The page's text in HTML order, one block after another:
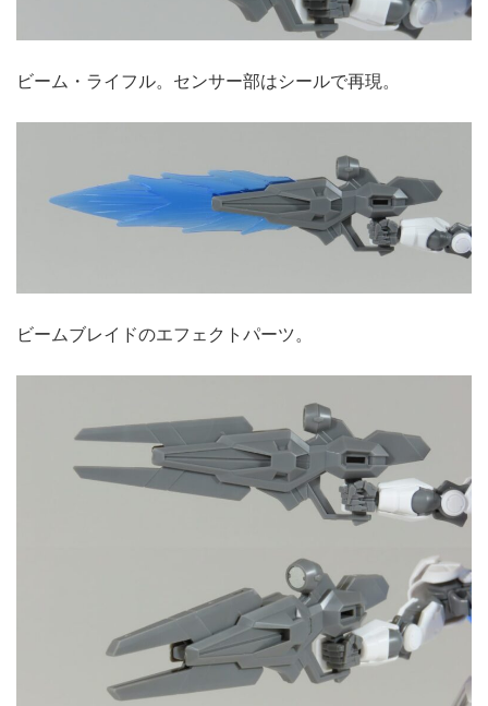
ビーム・ライフル。センサー部はシールで再現。
ビームブレイドのエフェクトパーツ。